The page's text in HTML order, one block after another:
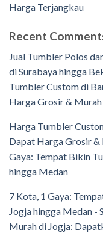
Harga Terjangkau
Recent
Jual Tumbler Polos
di Surabaya hingga
Tumbler Custom di
Harga Grosir & Murah
Harga Tumbler
Dapat Harga Grosir &
Gaya: Tempat Bikin
hingga Medan
7 Kota, 1 Gaya:
Jogja hingga Medan -
Murah di Jogja: